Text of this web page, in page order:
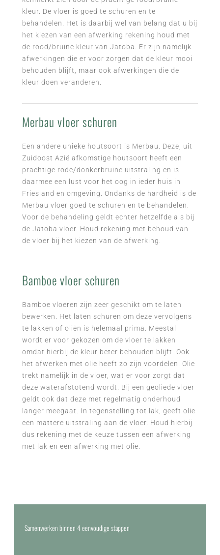
kleur. De vloer is goed te schuren en te
behandelen. Het is daarbij wel van belang dat u bij
het kiezen van een afwerking rekening houd met
de rood/bruine kleur van Jatoba. Er zijn namelijk
afwerkingen die er voor zorgen dat de kleur mooi
behouden blijft, maar ook afwerkingen die de
kleur doen veranderen.
Merbau vloer schuren
Een andere unieke houtsoort is Merbau. Deze, uit
Zuidoost Azië afkomstige houtsoort heeft een
prachtige rode/donkerbruine uitstraling en is
daarmee een lust voor het oog in ieder huis in
Friesland en omgeving. Ondanks de hardheid is de
Merbau vloer goed te schuren en te behandelen.
Voor de behandeling geldt echter hetzelfde als bij
de Jatoba vloer. Houd rekening met behoud van
de vloer bij het kiezen van de afwerking.
Bamboe vloer schuren
Bamboe vloeren zijn zeer geschikt om te laten
bewerken. Het laten schuren om deze vervolgens
te lakken of oliën is helemaal prima. Meestal
wordt er voor gekozen om de vloer te lakken
omdat hierbij de kleur beter behouden blijft. Ook
het afwerken met olie heeft zo zijn voordelen. Olie
trekt namelijk in de vloer, wat er voor zorgt dat
deze waterafstotend wordt. Bij een geoliede vloer
geldt ook dat deze met regelmatig onderhoud
langer meegaat. In tegenstelling tot lak, geeft olie
een mattere uitstraling aan de vloer. Houd hierbij
dus rekening met de keuze tussen een afwerking
met lak en een afwerking met olie.
Samenwerken binnen 4 eenvoudige stappen